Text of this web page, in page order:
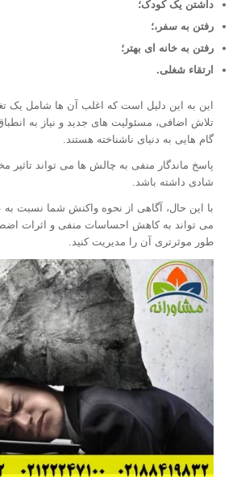
داشتن یک کودک؛
رفتن به سفر،؛
رفتن به خانه ای بهتر؛
ارتقاء شغلی.
این به این دلیل است که اغلب آن ها شامل یک
تلاش اضافی، مسئولیت های جدید و نیاز به
گام هایی به دنیای ناشناخته هستند.
پاسخ ماندگار منفی به چالش ها می تواند تاثیر
شادی داشته باشد.
با این حال، آگاهی از نحوه واکنش شما نسبت به
می تواند به کاهش احساسات منفی و اثرات
طور موثرتری آن را مدیریت کنید.